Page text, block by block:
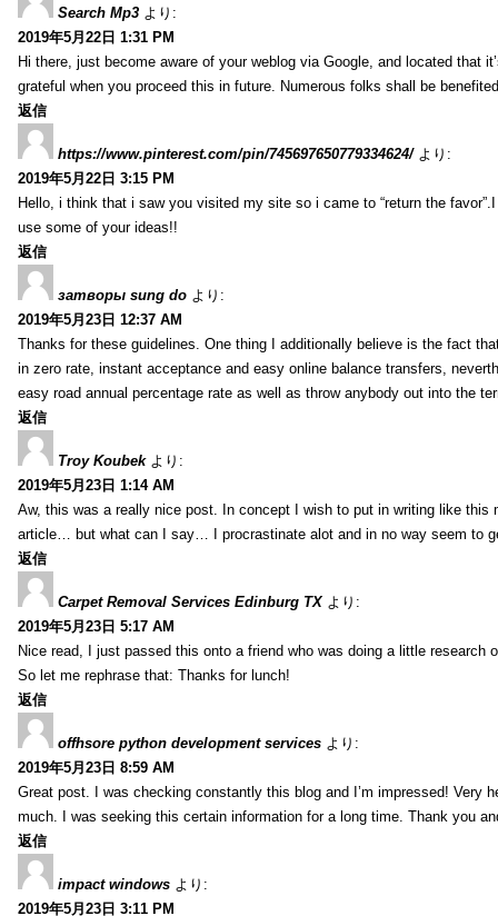
Search Mp3 より:
2019年5月22日 1:31 PM
Hi there, just become aware of your weblog via Google, and located that
grateful when you proceed this in future. Numerous folks shall be
返信
https://www.pinterest.com/pin/745697650779334624/ より:
2019年5月22日 3:15 PM
Hello, i think that i saw you visited my site so i came to “return the
use some of your ideas!!
返信
затворы sung do より:
2019年5月23日 12:37 AM
Thanks for these guidelines. One thing I additionally believe is the fact
in zero rate, instant acceptance and easy online balance transfers,
easy road annual percentage rate as well as throw anybody out into the
返信
Troy Koubek より:
2019年5月23日 1:14 AM
Aw, this was a really nice post. In concept I wish to put in writing like
article… but what can I say… I procrastinate alot and in no way seem to
返信
Carpet Removal Services Edinburg TX より:
2019年5月23日 5:17 AM
Nice read, I just passed this onto a friend who was doing a little
So let me rephrase that: Thanks for lunch!
返信
offhsore python development services より:
2019年5月23日 8:59 AM
Great post. I was checking constantly this blog and I’m impressed! Very
much. I was seeking this certain information for a long time. Thank you
返信
impact windows より:
2019年5月23日 3:11 PM